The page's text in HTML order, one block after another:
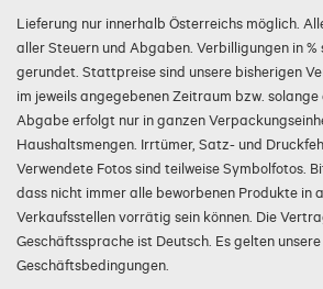
Lieferung nur innerhalb Österreichs möglich.
aller Steuern und Abgaben. Verbilligungen in
gerundet. Stattpreise sind unsere bisherigen
im jeweils angegebenen Zeitraum bzw.
Abgabe erfolgt nur in ganzen
Haushaltsmengen. Irrtümer, Satz- und
Verwendete Fotos sind teilweise Symbolfotos.
dass nicht immer alle beworbenen Produkte in
Verkaufsstellen vorrätig sein können. Die
Geschäftssprache ist Deutsch. Es gelten
Geschäftsbedingungen.